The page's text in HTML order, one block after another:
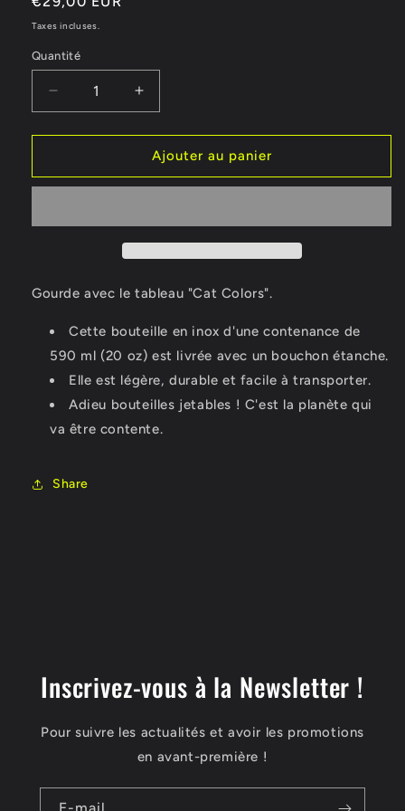
habituel
Taxes incluses.
Quantité
Réduire
la
quantité
Gourde
Augmenter
la
quantité
de
Gourde
Ajouter au panier
Gourde avec le tableau "Cat Colors".
Cette bouteille en inox d'une contenance de
590 ml (20 oz) est livrée avec un bouchon étanche.
Elle est légère, durable et facile à transporter.
Adieu bouteilles jetables ! C'est la planète qui
va être contente.
Share
Inscrivez-vous à la Newsletter !
Pour suivre les actualités et avoir les promotions
en avant-première !
E-mail